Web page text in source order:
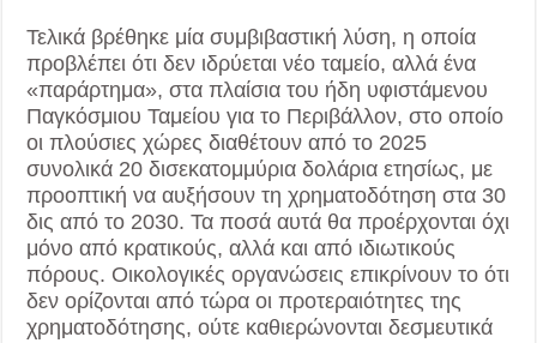
Τελικά βρέθηκε μία συμβιβαστική λύση, η οποία
προβλέπει ότι δεν ιδρύεται νέο ταμείο, αλλά ένα
«παράρτημα», στα πλαίσια του ήδη υφιστάμενου
Παγκόσμιου Ταμείου για το Περιβάλλον, στο οποίο
οι πλούσιες χώρες διαθέτουν από το 2025
συνολικά 20 δισεκατομμύρια δολάρια ετησίως, με
προοπτική να αυξήσουν τη χρηματοδότηση στα 30
δις από το 2030. Τα ποσά αυτά θα προέρχονται όχι
μόνο από κρατικούς, αλλά και από ιδιωτικούς
πόρους. Οικολογικές οργανώσεις επικρίνουν το ότι
δεν ορίζονται από τώρα οι προτεραιότητες της
χρηματοδότησης, ούτε καθιερώνονται δεσμευτικά